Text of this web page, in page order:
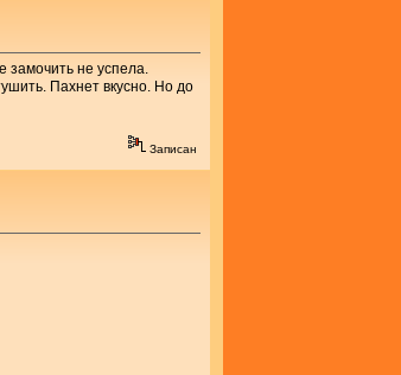
замочить не успела.
Пахнет вкусно. Но до
Записан